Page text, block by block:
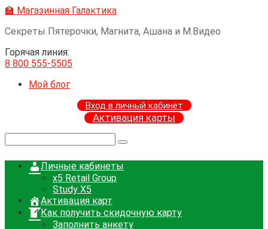
Перейти
контенту
🏫 Магазинная Галактика
Секреты Пятерочки, Магнита, Ашана и М.Видео
Горячая линия:
8 800 555-5505
Мой блог
Вход в личный кабинет
Активация карты
Личные кабинеты
x5 Retail Group
Study X5
Активация карт
Как получить скидочную карту
Заполнить анкету